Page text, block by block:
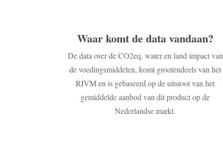
Waar komt de data vandaan?
De data over de CO2eq, water en land impact van
de voedingsmiddelen, komt grootendeels van het
RIVM en is gebaseerd op de uitstoot van het
gemiddelde aanbod van dit product op de
Nederlandse markt.